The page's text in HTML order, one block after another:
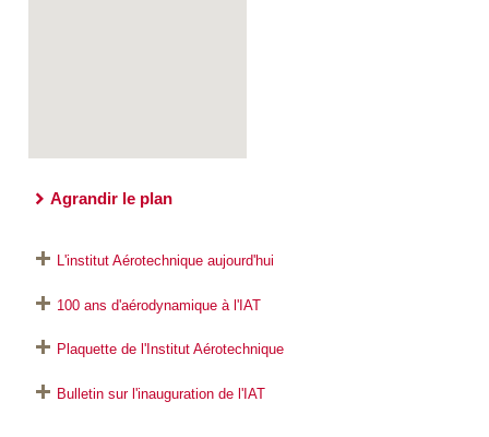
Agrandir le plan
L'institut Aérotechnique aujourd'hui
100 ans d'aérodynamique à l'IAT
Plaquette de l'Institut Aérotechnique
Bulletin sur l'inauguration de l'IAT